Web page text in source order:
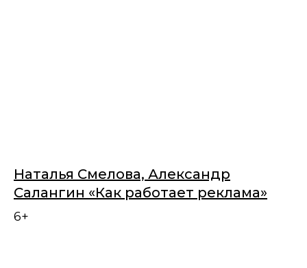
Наталья Смелова, Александр
Салангин «Как работает реклама»
6+